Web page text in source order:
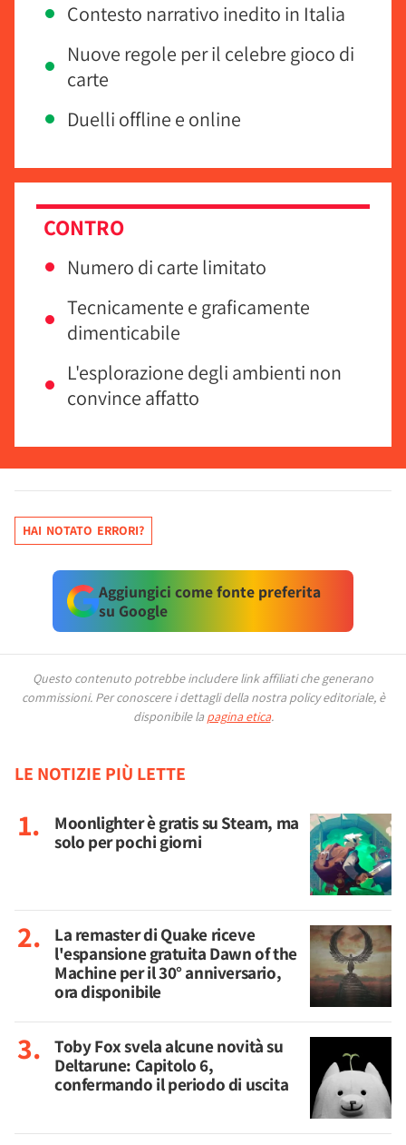
Contesto narrativo inedito in Italia
Nuove regole per il celebre gioco di
carte
Duelli offline e online
CONTRO
Numero di carte limitato
Tecnicamente e graficamente
dimenticabile
L'esplorazione degli ambienti non
convince affatto
HAI NOTATO ERRORI?
Aggiungici come fonte preferita
su Google
Questo contenuto potrebbe includere link affiliati che generano
commissioni. Per conoscere i dettagli della nostra policy editoriale, è
disponibile la pagina etica.
LE NOTIZIE PIÙ LETTE
Moonlighter è gratis su Steam, ma
solo per pochi giorni
La remaster di Quake riceve
l'espansione gratuita Dawn of the
Machine per il 30° anniversario,
ora disponibile
Toby Fox svela alcune novità su
Deltarune: Capitolo 6,
confermando il periodo di uscita